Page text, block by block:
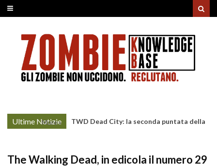
Ultime Notizie
More »
TWD Dead City: la seconda puntata della
The Walking Dead, in edicola il numero 29